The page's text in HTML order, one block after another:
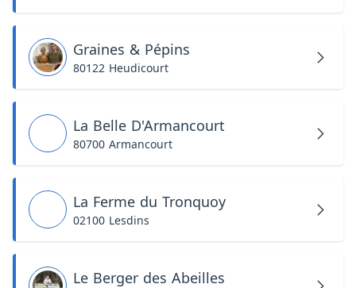
Graines & Pépins
80122 Heudicourt
La Belle D'Armancourt
80700 Armancourt
La Ferme du Tronquoy
02100 Lesdins
Le Berger des Abeilles